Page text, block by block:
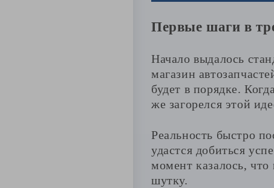
Первые шаги в
Начало выдалось
магазин
будет в порядке.
же загорелся этой
Реальность быстро
удастся добиться
момент казалось, что
шутку.